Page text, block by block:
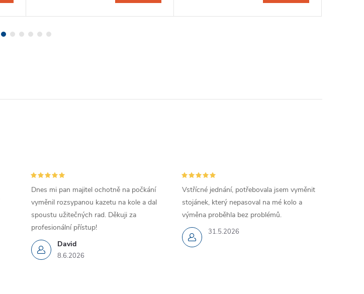
David
8.6.2026
Dnes mi pan majitel ochotně na počkání
vyměnil rozsypanou kazetu na kole a dal
spoustu užitečných rad. Děkuji za
profesionální přístup!
31.5.2026
Vstřícné jednání, potřebovala jsem vyměnit
stojánek, který nepasoval na mé kolo a
výměna proběhla bez problémů.